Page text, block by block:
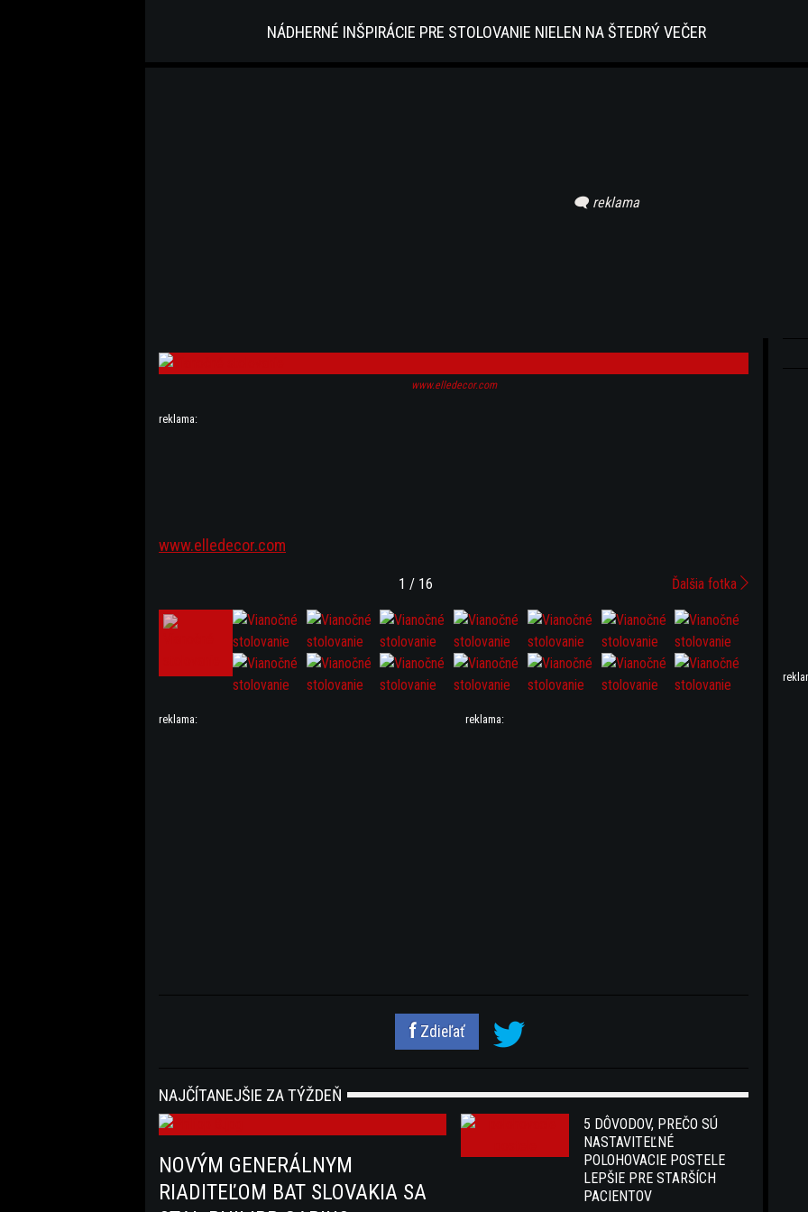
NÁDHERNÉ INŠPIRÁCIE PRE STOLOVANIE NIELEN NA ŠTEDRÝ VEČER
www.elledecor.com
reklama:
www.elledecor.com
1 / 16 Ďalšia fotka
reklama: reklama:
Zdieľať
NAJČÍTANEJŠIE ZA TÝŽDEŇ
NOVÝM GENERÁLNYM
RIADITEĽOM BAT SLOVAKIA SA
5 DÔVODOV, PREČO SÚ
NASTAVITEĽNÉ
POLOHOVACIE POSTELE
LEPŠIE PRE STARŠÍCH
PACIENTOV